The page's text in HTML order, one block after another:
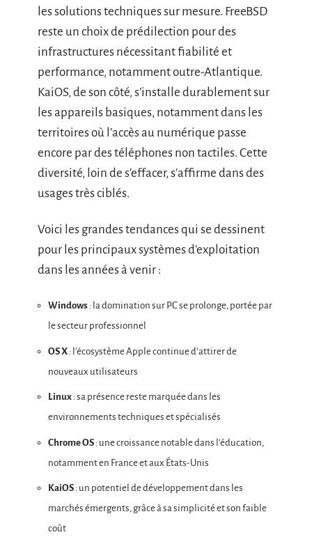
les solutions techniques sur mesure. FreeBSD
reste un choix de prédilection pour des
infrastructures nécessitant fiabilité et
performance, notamment outre-Atlantique.
KaiOS, de son côté, s’installe durablement sur
les appareils basiques, notamment dans les
territoires où l’accès au numérique passe
encore par des téléphones non tactiles. Cette
diversité, loin de s’effacer, s’affirme dans des
usages très ciblés.
Voici les grandes tendances qui se dessinent
pour les principaux systèmes d’exploitation
dans les années à venir :
Windows : la domination sur PC se prolonge, portée par
le secteur professionnel
OS X : l’écosystème Apple continue d’attirer de
nouveaux utilisateurs
Linux : sa présence reste marquée dans les
environnements techniques et spécialisés
Chrome OS : une croissance notable dans l’éducation,
notamment en France et aux États-Unis
KaiOS : un potentiel de développement dans les
marchés émergents, grâce à sa simplicité et son faible
coût